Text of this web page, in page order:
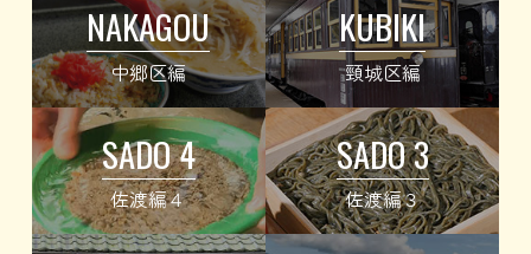
NAKAGOU
中郷区編
KUBIKI
頸城区編
SADO 4
佐渡編４
SADO 3
佐渡編３